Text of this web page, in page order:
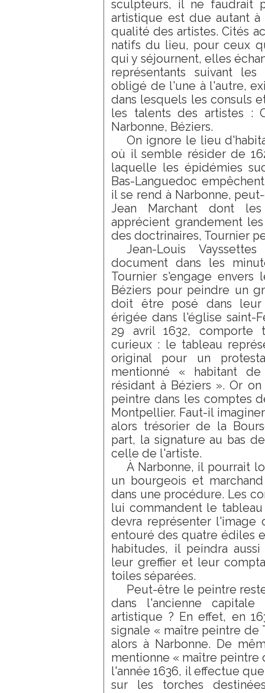
sculpteurs, il ne faudrait
artistique est due autant
qualité des artistes. Cités
natifs du lieu, pour ceux
qui y séjournent, elles
représentants suivant
obligé de l'une à l'autre,
dans lesquels les consuls
les talents des artistes :
Narbonne, Béziers.
On ignore le lieu
où il semble résider de
laquelle les épidémies
Bas-Languedoc
il se rend à Narbonne,
Jean Marchant dont
apprécient grandement
des doctrinaires, Tournier
Jean-Louis
document dans les
Tournier s'engage envers
Béziers pour peindre un
doit être posé dans leur
érigée dans l'église saint-
29 avril 1632, comporte
curieux : le tableau
original pour un
mentionné « habitant
résidant à Béziers ». Or
peintre dans les comptes
Montpellier. Faut-il
alors trésorier de la
part, la signature au bas
celle de l'artiste.
À Narbonne, il pourrait
un bourgeois et
dans une procédure. Les
lui commandent le tableau
devra représenter
entouré des quatre édiles
habitudes, il peindra
leur greffier et leur
toiles séparées.
Peut-être le peintre
dans l'ancienne
artistique ? En effet, en
signale « maître peintre de
alors à Narbonne. De
mentionne « maître peintre
l'année 1636, il effectue
sur les torches